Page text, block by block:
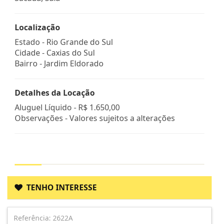
Localização
Estado - Rio Grande do Sul
Cidade - Caxias do Sul
Bairro - Jardim Eldorado
Detalhes da Locação
Aluguel Líquido - R$ 1.650,00
Observações - Valores sujeitos a alterações
TENHO INTERESSE